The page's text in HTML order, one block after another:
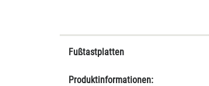
Fußtastplatten
Produktinformationen: